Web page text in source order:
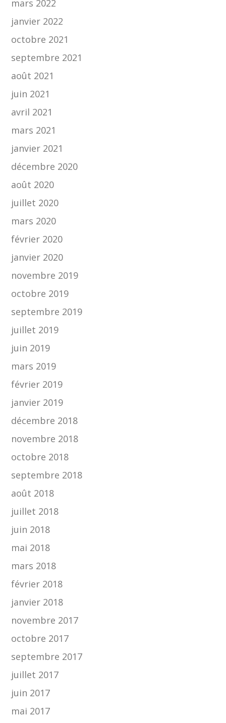
mars 2022
janvier 2022
octobre 2021
septembre 2021
août 2021
juin 2021
avril 2021
mars 2021
janvier 2021
décembre 2020
août 2020
juillet 2020
mars 2020
février 2020
janvier 2020
novembre 2019
octobre 2019
septembre 2019
juillet 2019
juin 2019
mars 2019
février 2019
janvier 2019
décembre 2018
novembre 2018
octobre 2018
septembre 2018
août 2018
juillet 2018
juin 2018
mai 2018
mars 2018
février 2018
janvier 2018
novembre 2017
octobre 2017
septembre 2017
juillet 2017
juin 2017
mai 2017